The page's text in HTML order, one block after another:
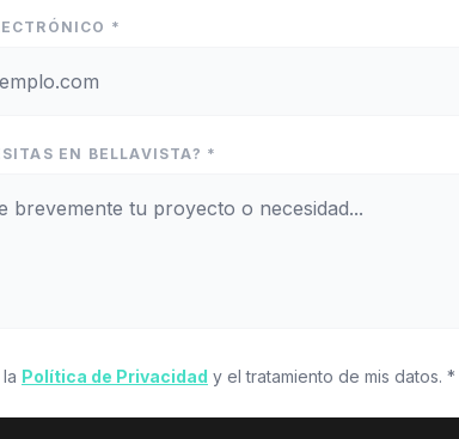
*
EN BELLAVISTA? *
Política de Privacidad y el tratamiento de mis datos. *